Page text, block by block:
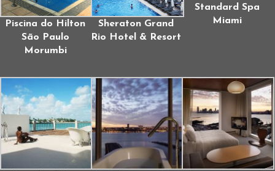
Piscina do Hilton
São Paulo
Morumbi
Sheraton Grand
Rio Hotel & Resort
Standard Spa
Miami